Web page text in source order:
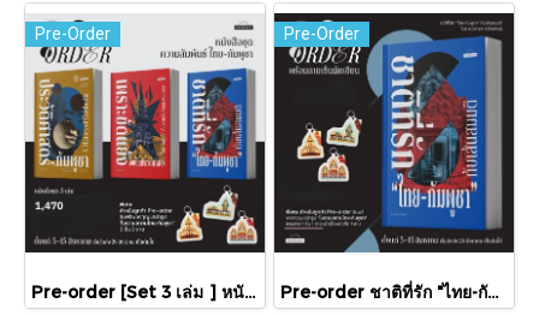
Pre-Order
Pre-order [Set 3 เล่ม ] หนังสือชุดความสัมพันธ์ "ไทย-กัมพูชา" / มติชน
Pre-Order
Pre-order ชาติที่รัก "ไทย-กัมพูชา" กับเส้นสมมติ / พวงทอง ภวัครพันธุ์ / มติชน